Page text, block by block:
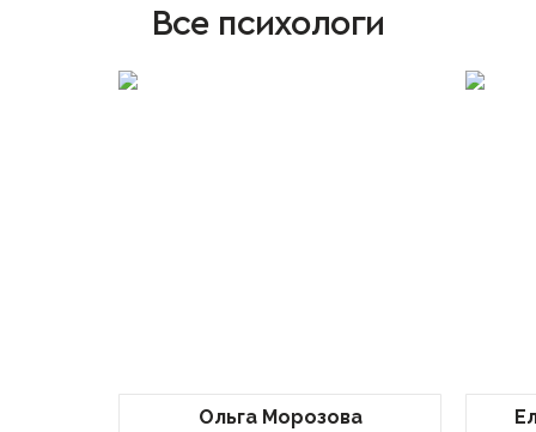
Все психологи
Ольга Морозова